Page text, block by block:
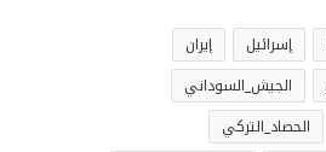
إسرائيل
إيران
الجيش_السوداني
الحصاد_التركي